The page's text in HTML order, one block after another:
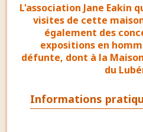
L'association Jane Eakin
visites de cette
également des
expositions en
défunte, dont à la
du
Informations